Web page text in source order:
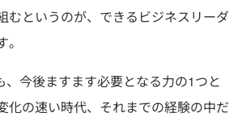
むというのが、できるビジネスリーダ
、今後ますます必要となる力の1つと
化の速い時代、それまでの経験の中だ